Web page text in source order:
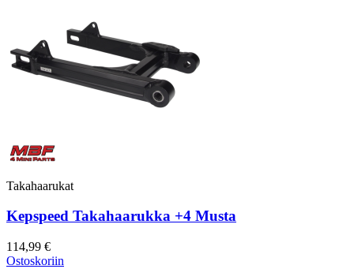
Takahaarukat
Kepspeed Takahaarukka +4 Musta
114,99 €
Ostoskoriin